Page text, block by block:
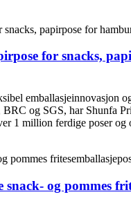
for snacks,
emballasjeinnovasjon
og SGS, har Shunfa
1 million ferdige poser
og pommes